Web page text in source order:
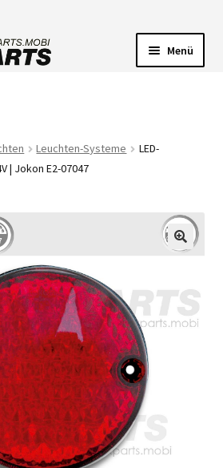
Menü
Leuchten-Systeme
LED-
| Jokon E2-07047